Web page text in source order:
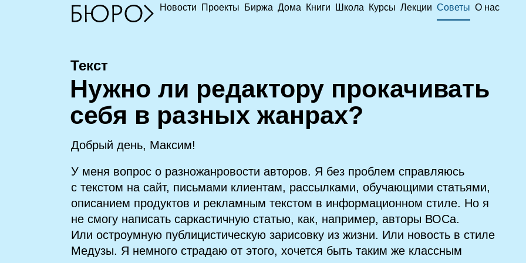
Новости Проекты Биржа Дома Книги Школа Курсы Лекции Советы О нас
Текст
Нужно ли редактору прокачивать
себя в разных жанрах?
Добрый день, Максим!
У меня вопрос о разножанровости авторов. Я без проблем справляюсь
с текстом на сайт, письмами клиентам, рассылками, обучающими статьями,
описанием продуктов и рекламным текстом в информационном стиле. Но я
не смогу написать саркастичную статью, как, например, авторы ВОСа.
Или остроумную публицистическую зарисовку из жизни. Или новость в стиле
Медузы. Я немного страдаю от этого, хочется быть таким же классным